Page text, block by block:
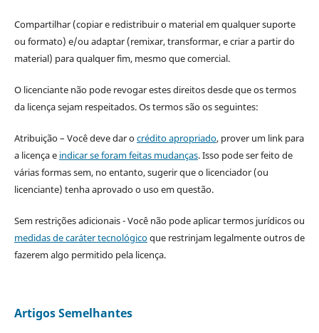
Compartilhar (copiar e redistribuir o material em qualquer suporte
ou formato) e/ou adaptar (remixar, transformar, e criar a partir do
material) para qualquer fim, mesmo que comercial.
O licenciante não pode revogar estes direitos desde que os termos
da licença sejam respeitados. Os termos são os seguintes:
Atribuição – Você deve dar ocrédito apropriado, prover um link para
a licença e indicar se foram feitas mudanças. Isso pode ser feito de
várias formas sem, no entanto, sugerir que o licenciador (ou
licenciante) tenha aprovado o uso em questão.
Sem restrições adicionais - Você não pode aplicar termos jurídicos ou
medidas de caráter tecnológicoque restrinjam legalmente outros de
fazerem algo permitido pela licença.
Artigos Semelhantes